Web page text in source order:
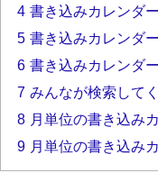
4 書き込みカレンダ
5 書き込みカレンダ
6 書き込みカレンダ
7 みんなが検索して
8 月単位の書き込み
9 月単位の書き込み